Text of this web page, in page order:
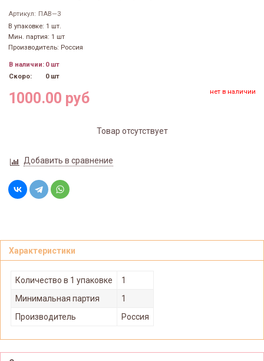
Артикул: ПАВ—3
В упаковке: 1 шт.
Мин. партия: 1 шт
Производитель: Россия
В наличии: 0 шт
Скоро:
0 шт
1000.00 руб нет в наличии
Товар отсутствует
Добавить в сравнение
Характеристики
Количество в 1 упаковке
1
Минимальная партия
1
Производитель
Россия